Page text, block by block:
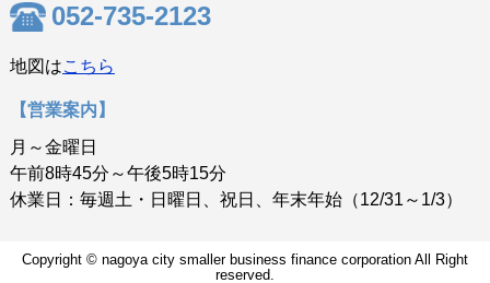
052-735-2123
地図はこちら
【営業案内】
月～金曜日
午前8時45分～午後5時15分
休業日：毎週土・日曜日、祝日、年末年始（12/31～1/3）
Copyright © nagoya city smaller business finance corporation All Right
reserved.